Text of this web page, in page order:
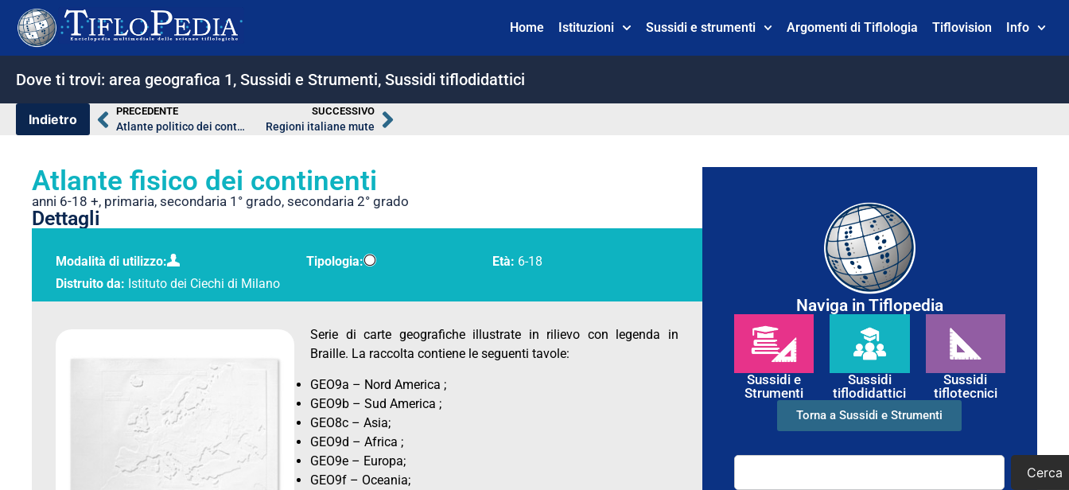
Home Istituzioni Sussidi e strumenti Argomenti di Tiflologia Tiflovision Info
Dove ti trovi: area geografica 1, Sussidi e Strumenti, Sussidi tiflodidattici
PRECEDENTE
Atlante politico dei continenti
SUCCESSIVO
Regioni italiane mute
Atlante fisico dei continenti
anni 6-18 +, primaria, secondaria 1° grado, secondaria 2° grado
Dettagli
Modalità di utilizzo: Tipologia: Età: 6-18
Distruito da: Istituto dei Ciechi di Milano
Serie di carte geografiche illustrate in rilievo con legenda in
Braille. La raccolta contiene le seguenti tavole:
GEO9a – Nord America ;
GEO9b – Sud America ;
GEO8c – Asia;
GEO9d – Africa ;
GEO9e – Europa;
GEO9f – Oceania;
Naviga in Tiflopedia
Sussidi e
Strumenti
Sussidi
tiflodidattici
Sussidi
tiflotecnici
Torna a Sussidi e Strumenti
Cerca